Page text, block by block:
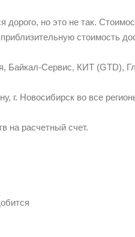
но это не так.
стоимость
Байкал-Сервис, КИТ (GTD),
г. Новосибирск во все
на расчетный счет.